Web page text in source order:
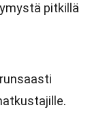
pitkillä